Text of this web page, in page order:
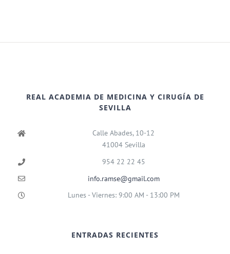
REAL ACADEMIA DE MEDICINA Y CIRUGÍA DE
SEVILLA
Calle Abades, 10-12
41004 Sevilla
954 22 22 45
info.ramse@gmail.com
Lunes - Viernes: 9:00 AM - 13:00 PM
ENTRADAS RECIENTES